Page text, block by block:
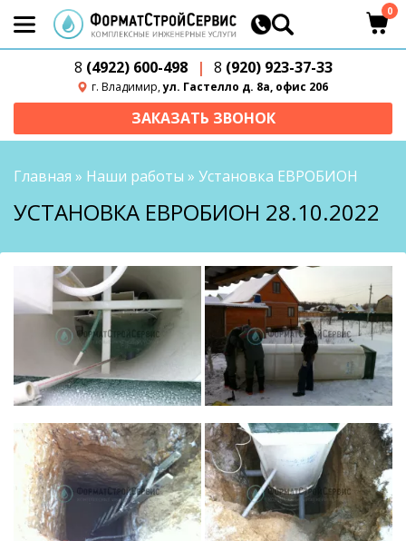
8 (4922) 600-498 | 8 (920) 923-37-33
г. Владимир,ул. Гастелло д. 8а, офис 206
0
ЗАКАЗАТЬ ЗВОНОК
Главная » Наши работы » Установка ЕВРОБИОН
УСТАНОВКА ЕВРОБИОН 28.10.2022